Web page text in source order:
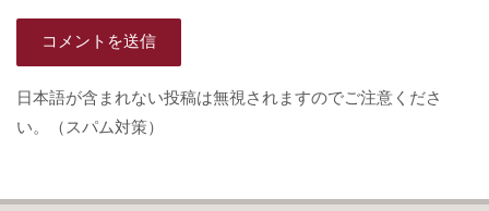
日本語が含まれない投稿は無視されますのでご注意くださ
い。（スパム対策）